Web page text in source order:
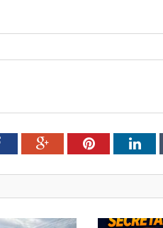
FacebookGoogle+Pinterest